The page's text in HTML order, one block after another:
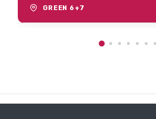
GREEN 6+7